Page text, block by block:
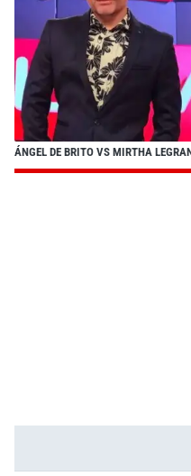
ÁNGEL DE BRITO VS MIRTHA